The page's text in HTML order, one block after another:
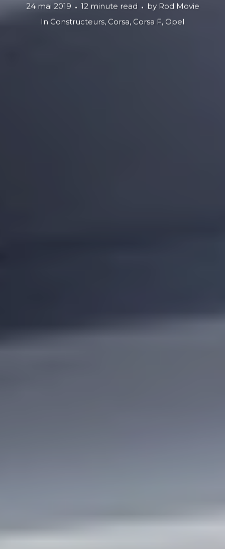
24 mai 2019 12 minute read by Rod Movie
In Constructeurs, Corsa, Corsa F, Opel